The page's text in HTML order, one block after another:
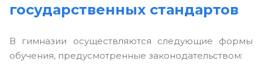
государственных стандартов
В гимназии осуществляются следующие формы
обучения, предусмотренные законодательством: